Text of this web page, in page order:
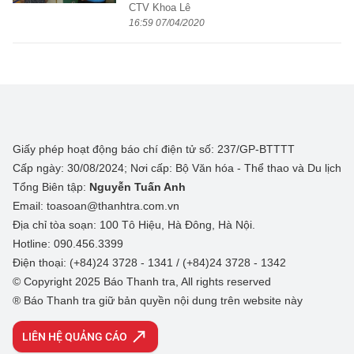
CTV Khoa Lê
16:59 07/04/2020
Giấy phép hoạt động báo chí điện tử số: 237/GP-BTTTT
Cấp ngày: 30/08/2024; Nơi cấp: Bộ Văn hóa - Thể thao và Du lịch
Tổng Biên tập: Nguyễn Tuấn Anh
Email: toasoan@thanhtra.com.vn
Địa chỉ tòa soạn: 100 Tô Hiệu, Hà Đông, Hà Nội.
Hotline: 090.456.3399
Điện thoại: (+84)24 3728 - 1341 / (+84)24 3728 - 1342
© Copyright 2025 Báo Thanh tra, All rights reserved
® Báo Thanh tra giữ bản quyền nội dung trên website này
LIÊN HỆ QUẢNG CÁO